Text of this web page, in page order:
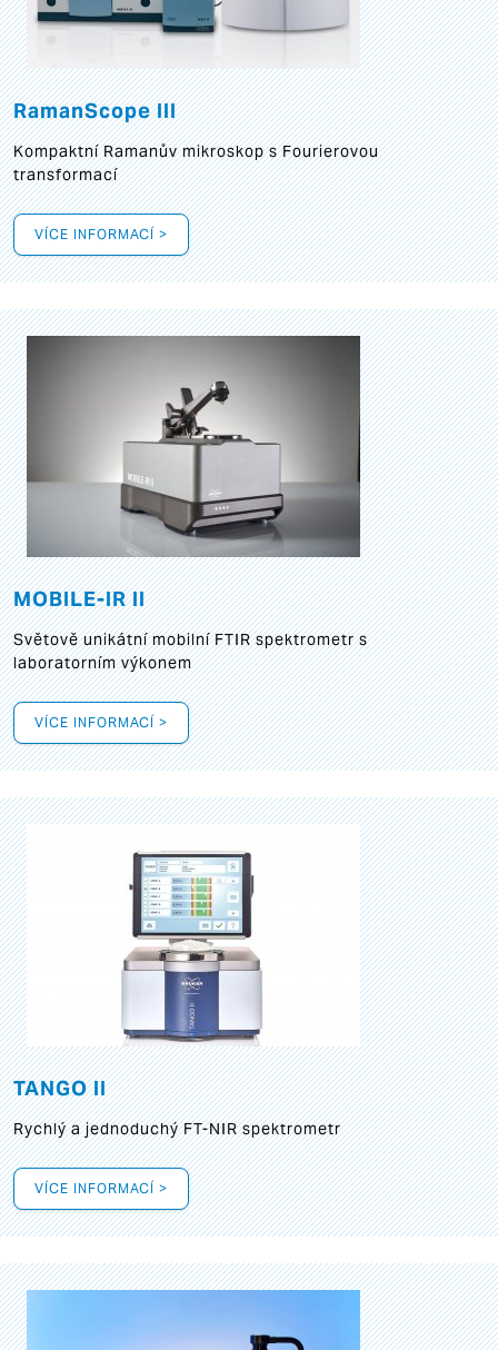
RamanScope III
Kompaktní Ramanův mikroskop s Fourierovou
transformací
VÍCE INFORMACÍ >
MOBILE-IR II
Světově unikátní mobilní FTIR spektrometr s
laboratorním výkonem
VÍCE INFORMACÍ >
TANGO II
Rychlý a jednoduchý FT-NIR spektrometr
VÍCE INFORMACÍ >